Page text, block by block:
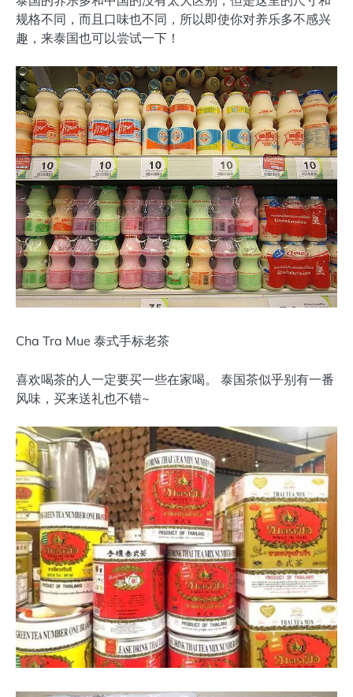
规格不同，而且口味也不同，所以即使你对养乐多不感兴
趣，来泰国也可以尝试一下！
Cha Tra Mue 泰式手标老茶
喜欢喝茶的人一定要买一些在家喝。 泰国茶似乎别有一番
风味，买来送礼也不错~